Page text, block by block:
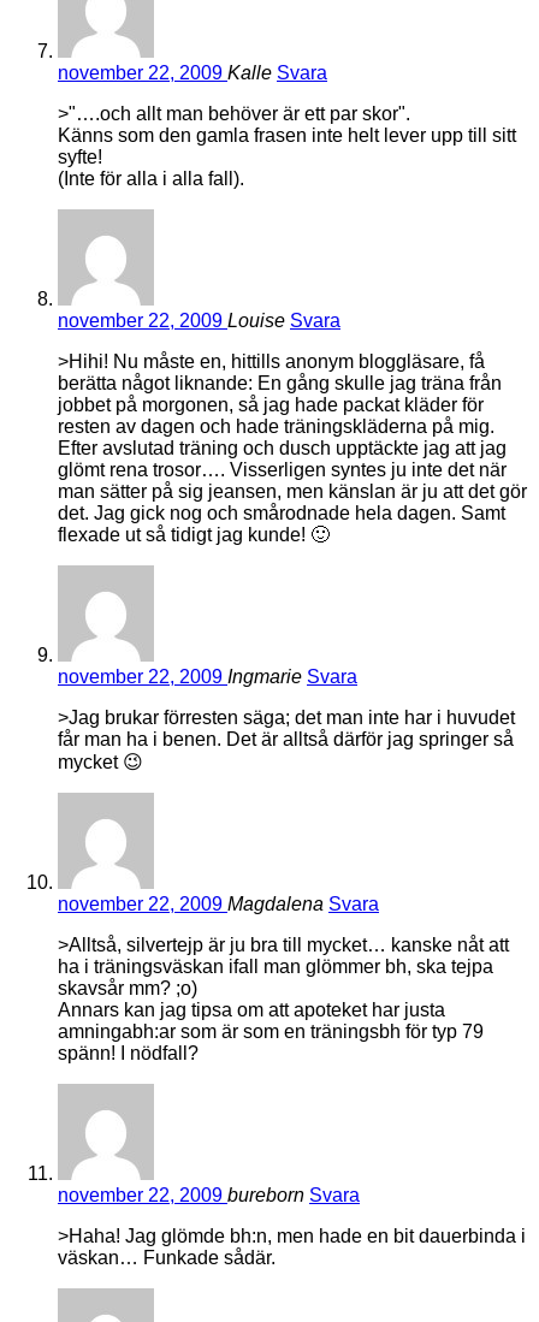
november 22, 2009 Kalle Svara
>"….och allt man behöver är ett par skor".
Känns som den gamla frasen inte helt lever upp till sitt
syfte!
(Inte för alla i alla fall).
november 22, 2009 Louise Svara
>Hihi! Nu måste en, hittills anonym bloggläsare, få
berätta något liknande: En gång skulle jag träna från
jobbet på morgonen, så jag hade packat kläder för
resten av dagen och hade träningskläderna på mig.
Efter avslutad träning och dusch upptäckte jag att jag
glömt rena trosor…. Visserligen syntes ju inte det när
man sätter på sig jeansen, men känslan är ju att det gör
det. Jag gick nog och smårodnade hela dagen. Samt
flexade ut så tidigt jag kunde! 🙂
november 22, 2009 Ingmarie Svara
>Jag brukar förresten säga; det man inte har i huvudet
får man ha i benen. Det är alltså därför jag springer så
mycket 😉
november 22, 2009 Magdalena Svara
>Alltså, silvertejp är ju bra till mycket… kanske nåt att
ha i träningsväskan ifall man glömmer bh, ska tejpa
skavsår mm? ;o)
Annars kan jag tipsa om att apoteket har justa
amningabh:ar som är som en träningsbh för typ 79
spänn! I nödfall?
november 22, 2009 bureborn Svara
>Haha! Jag glömde bh:n, men hade en bit dauerbinda i
väskan… Funkade sådär.